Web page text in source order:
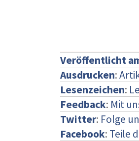
Veröffentlicht
Ausdrucken:
Lesenzeichen:
Feedback: Mit
Twitter: Folge
Facebook: Teile